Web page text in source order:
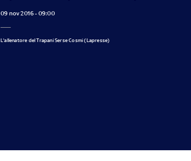
09 nov 2016 - 09:00
L'allenatore del Trapani Serse Cosmi (Lapresse)